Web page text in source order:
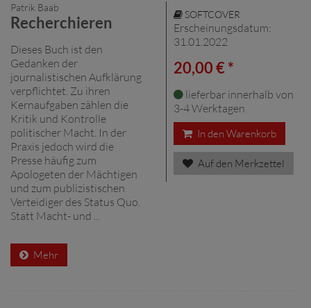
Patrik Baab
Recherchieren
Dieses Buch ist den
Gedanken der
journalistischen Aufklärung
verpflichtet. Zu ihren
Kernaufgaben zählen die
Kritik und Kontrolle
politischer Macht. In der
Praxis jedoch wird die
Presse häufig zum
Apologeten der Mächtigen
und zum publizistischen
Verteidiger des Status Quo.
Statt Macht- und ...
Mehr
SOFTCOVER
Erscheinungsdatum:
31.01.2022
20,00 € *
lieferbar innerhalb von
3-4 Werktagen
In den Warenkorb
Auf den Merkzettel